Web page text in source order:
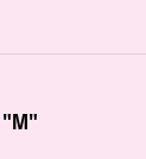
"М"